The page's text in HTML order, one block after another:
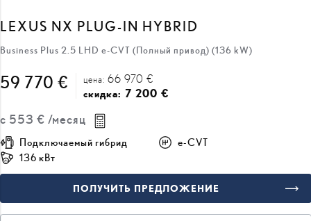
LEXUS NX PLUG-IN HYBRID
Business Plus 2.5 LHD e-CVT (Полный привод) (136 kW)
59 770 € цена: 66 970 €
скидка: 7 200 €
с 553 € /месяц
Подключаемый гибрид
e-CVT
136 кВт
ПОЛУЧИТЬ ПРЕДЛОЖЕНИЕ